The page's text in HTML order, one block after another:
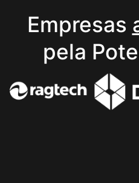
Empresas
pela